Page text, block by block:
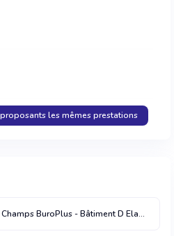
les mêmes prestations
BuroPlus - Bâtiment D Elancourt